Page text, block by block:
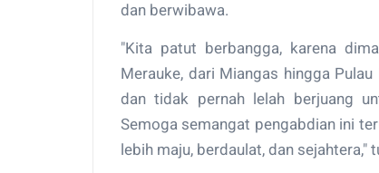
dan berwibawa.
"Kita patut berbangga, karena
Merauke, dari Miangas hingga
dan tidak pernah lelah berjuang
Semoga semangat pengabdian ini
lebih maju, berdaulat, dan sejahtera,"